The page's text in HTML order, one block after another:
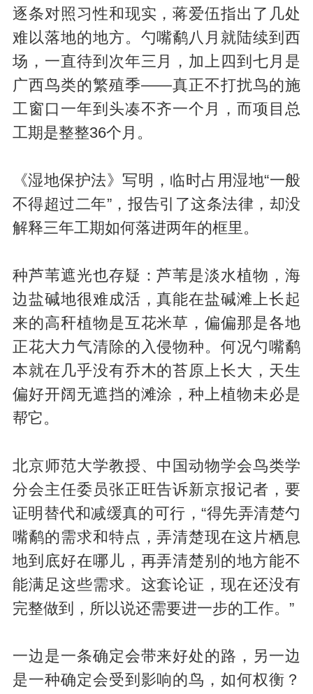
逐条对照习性和现实，蒋爱伍指出了几处
难以落地的地方。勺嘴鹬八月就陆续到西
场，一直待到次年三月，加上四到七月是
广西鸟类的繁殖季——真正不打扰鸟的施
工窗口一年到头凑不齐一个月，而项目总
工期是整整36个月。
《湿地保护法》写明，临时占用湿地“一般
不得超过二年”，报告引了这条法律，却没
解释三年工期如何落进两年的框里。
种芦苇遮光也存疑：芦苇是淡水植物，海
边盐碱地很难成活，真能在盐碱滩上长起
来的高秆植物是互花米草，偏偏那是各地
正花大力气清除的入侵物种。何况勺嘴鹬
本就在几乎没有乔木的苔原上长大，天生
偏好开阔无遮挡的滩涂，种上植物未必是
帮它。
北京师范大学教授、中国动物学会鸟类学
分会主任委员张正旺告诉新京报记者，要
证明替代和减缓真的可行，“得先弄清楚勺
嘴鹬的需求和特点，弄清楚现在这片栖息
地到底好在哪儿，再弄清楚别的地方能不
能满足这些需求。这套论证，现在还没有
完整做到，所以说还需要进一步的工作。”
一边是一条确定会带来好处的路，另一边
是一种确定会受到影响的鸟，如何权衡？